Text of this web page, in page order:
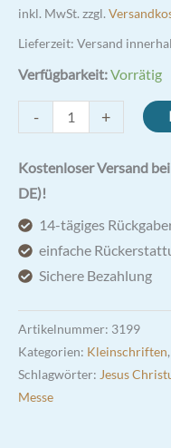
inkl. MwSt.zzgl.
Lieferzeit: Versand
Verfügbarkeit:Vorrätig
-
Franz
und
Schwester
Heilige
+
Kostenloser Versand
DE)!
14-tägiges
einfache
Sichere Bezahlung
Artikelnummer: 3199
Kategorien: Kleinschriften,
Schlagwörter: Jesus
Messe